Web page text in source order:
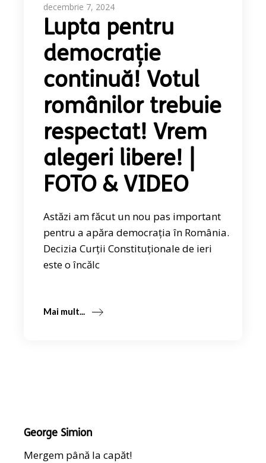
decembrie 7, 2024
Lupta pentru
democrație
continuă! Votul
românilor trebuie
respectat! Vrem
alegeri libere! |
FOTO & VIDEO
Astăzi am făcut un nou pas important
pentru a apăra democrația în România.
Decizia Curții Constituționale de ieri
este o încălc
Mai mult...
George Simion
Mergem până la capăt!